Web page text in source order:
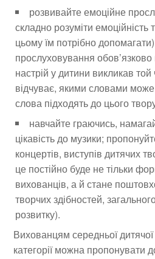
розвивайте емоційне
складно розуміти емоційність
цьому їм потрібно
прослуховування обов’язково
настрій у дитини викликав
відчуває, якими словами може
слова підходять до цього
навчайте граючись,
цікавість до музики;
концертів, виступів дитячих
це постійно буде не тільки
вихованців, а й стане
творчих здібностей,
розвитку).
Вихованцям середньої дитячої
категорії можна пропонувати